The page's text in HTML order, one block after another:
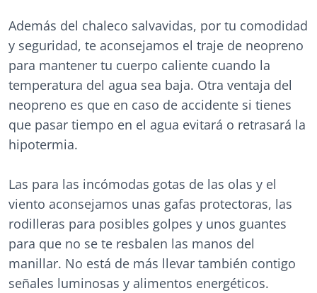
Además del chaleco salvavidas, por tu comodidad
y seguridad, te aconsejamos el traje de neopreno
para mantener tu cuerpo caliente cuando la
temperatura del agua sea baja. Otra ventaja del
neopreno es que en caso de accidente si tienes
que pasar tiempo en el agua evitará o retrasará la
hipotermia.
Las para las incómodas gotas de las olas y el
viento aconsejamos unas gafas protectoras, las
rodilleras para posibles golpes y unos guantes
para que no se te resbalen las manos del
manillar. No está de más llevar también contigo
señales luminosas y alimentos energéticos.